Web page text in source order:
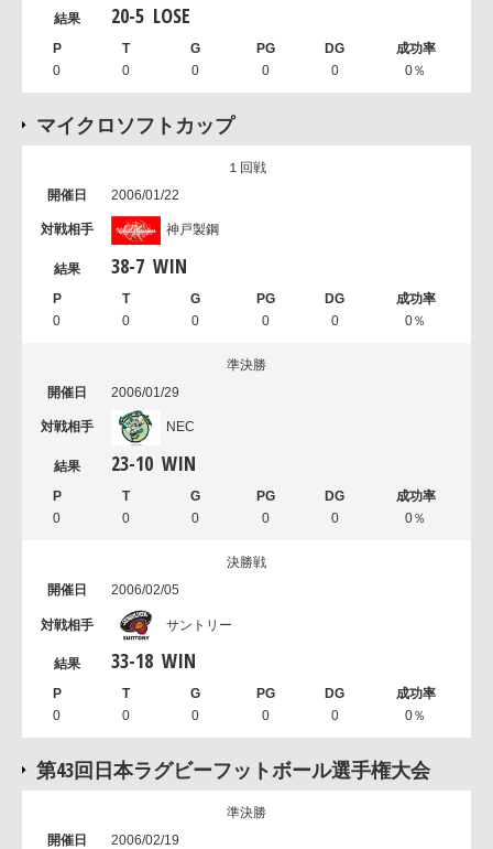
20-5 LOSE
0 0 0 0 0 0％
マイクロソフトカップ
１回戦
2006/01/22
神戸製鋼
38-7 WIN
0 0 0 0 0 0％
準決勝
2006/01/29
NEC
23-10 WIN
0 0 0 0 0 0％
決勝戦
2006/02/05
サントリー
33-18 WIN
0 0 0 0 0 0％
第43回日本ラグビーフットボール選手権大会
準決勝
2006/02/19